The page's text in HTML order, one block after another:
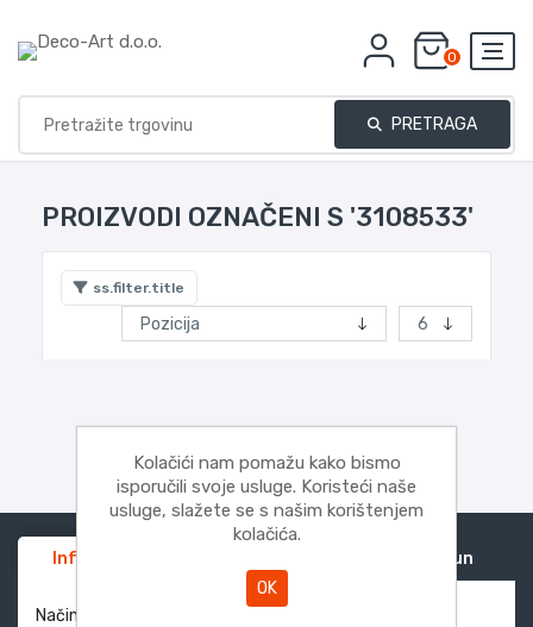
0
PRETRAGA
PROIZVODI OZNAČENI S '3108533'
ss.filter.title
Informacije Moj račun
Način dostave i povrati
Kolačići nam pomažu kako bismo
isporučili svoje usluge. Koristeći naše
usluge, slažete se s našim korištenjem
kolačića.
OK